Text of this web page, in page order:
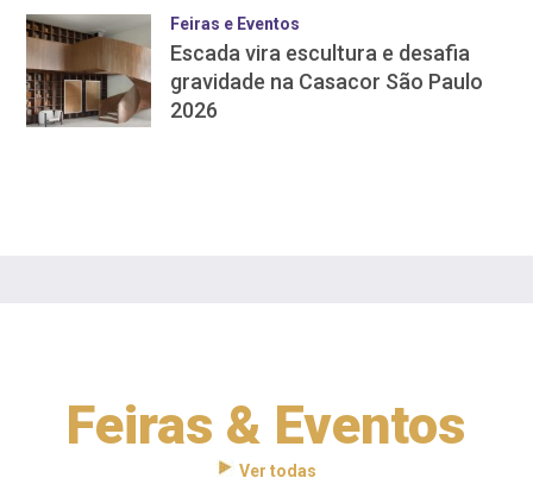
Feiras e Eventos
Escada vira escultura e desafia
gravidade na Casacor São Paulo
2026
Feiras & Eventos
Ver todas